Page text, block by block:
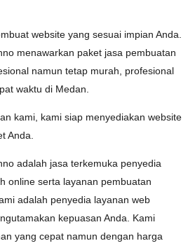
website yang sesuai impian Anda.
menawarkan paket jasa pembuatan
namun tetap murah, profesional
waktu di Medan.
kami, kami siap menyediakan website
Anda.
adalah jasa terkemuka penyedia
online serta layanan pembuatan
adalah penyedia layanan web
kepuasan Anda. Kami
yang cepat namun dengan harga